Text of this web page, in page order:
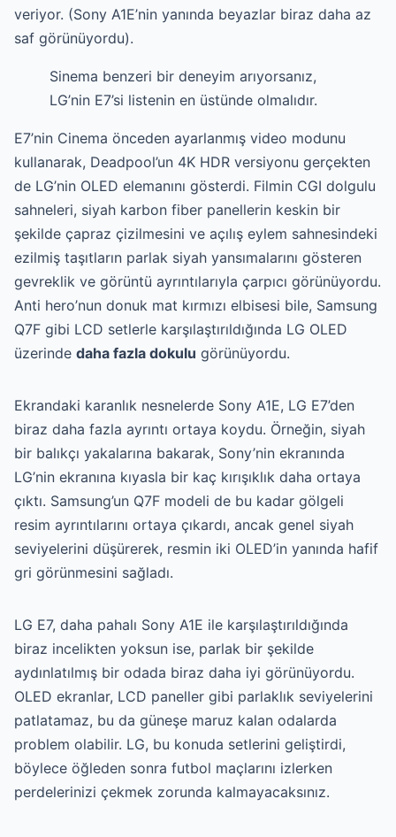
veriyor. (Sony A1E’nin yanında beyazlar biraz daha az
saf görünüyordu).
Sinema benzeri bir deneyim arıyorsanız,
LG’nin E7’si listenin en üstünde olmalıdır.
E7’nin Cinema önceden ayarlanmış video modunu
kullanarak, Deadpool’un 4K HDR versiyonu gerçekten
de LG’nin OLED elemanını gösterdi. Filmin CGI dolgulu
sahneleri, siyah karbon fiber panellerin keskin bir
şekilde çapraz çizilmesini ve açılış eylem sahnesindeki
ezilmiş taşıtların parlak siyah yansımalarını gösteren
gevreklik ve görüntü ayrıntılarıyla çarpıcı görünüyordu.
Anti hero’nun donuk mat kırmızı elbisesi bile, Samsung
Q7F gibi LCD setlerle karşılaştırıldığında LG OLED
üzerinde daha fazla dokulu görünüyordu.
Ekrandaki karanlık nesnelerde Sony A1E, LG E7’den
biraz daha fazla ayrıntı ortaya koydu. Örneğin, siyah
bir balıkçı yakalarına bakarak, Sony’nin ekranında
LG’nin ekranına kıyasla bir kaç kırışıklık daha ortaya
çıktı. Samsung’un Q7F modeli de bu kadar gölgeli
resim ayrıntılarını ortaya çıkardı, ancak genel siyah
seviyelerini düşürerek, resmin iki OLED’in yanında hafif
gri görünmesini sağladı.
LG E7, daha pahalı Sony A1E ile karşılaştırıldığında
biraz incelikten yoksun ise, parlak bir şekilde
aydınlatılmış bir odada biraz daha iyi görünüyordu.
OLED ekranlar, LCD paneller gibi parlaklık seviyelerini
patlatamaz, bu da güneşe maruz kalan odalarda
problem olabilir. LG, bu konuda setlerini geliştirdi,
böylece öğleden sonra futbol maçlarını izlerken
perdelerinizi çekmek zorunda kalmayacaksınız.